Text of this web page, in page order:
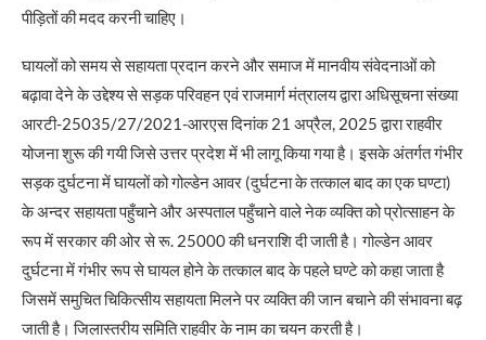
पीड़ितों की मदद करनी चाहिए।
घायलों को समय से सहायता प्रदान करने और समाज में मानवीय संवेदनाओं को
बढ़ावा देने के उद्देश्य से सड़क परिवहन एवं राजमार्ग मंत्रालय द्वारा अधिसूचना संख्या
आरटी-25035/27/2021-आरएस दिनांक 21 अप्रैल, 2025 द्वारा राहवीर
योजना शुरू की गयी जिसे उत्तर प्रदेश में भी लागू किया गया है। इसके अंतर्गत गंभीर
सड़क दुर्घटना में घायलों को गोल्डेन आवर (दुर्घटना के तत्काल बाद का एक घण्टा)
के अन्दर सहायता पहुँचाने और अस्पताल पहुँचाने वाले नेक व्यक्ति को प्रोत्साहन के
रूप में सरकार की ओर से रू. 25000 की धनराशि दी जाती है। गोल्डेन आवर
दुर्घटना में गंभीर रूप से घायल होने के तत्काल बाद के पहले घण्टे को कहा जाता है
जिसमें समुचित चिकित्सीय सहायता मिलने पर व्यक्ति की जान बचाने की संभावना बढ़
जाती है। जिलास्तरीय समिति राहवीर के नाम का चयन करती है।